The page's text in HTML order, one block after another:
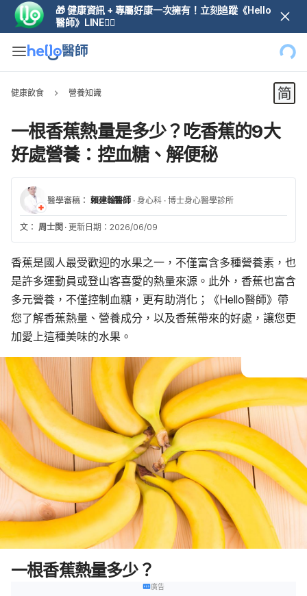
🎁 健康資訊 + 專屬好康一次擁有！立刻追蹤《Hello
醫師》LINE👆🏼
健康飲食 營養知識
一根香蕉熱量是多少？吃香蕉的9大
好處營養：控血糖、解便秘
醫學審稿： 賴建翰醫師 · 身心科 · 博士身心醫學診所
文： 周士閔 · 更新日期：2026/06/09
香蕉是國人最受歡迎的水果之一，不僅富含多種營養素，也
是許多運動員或登山客喜愛的熱量來源。此外，香蕉也富含
多元營養，不僅控制血糖，更有助消化；《Hello醫師》帶
您了解香蕉熱量、營養成分，以及香蕉帶來的好處，讓您更
加愛上這種美味的水果。
一根香蕉熱量多少？
廣告